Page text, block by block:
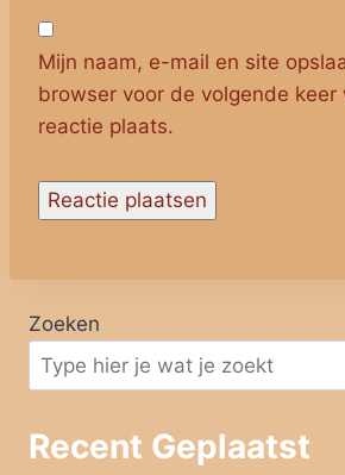
Mijn naam, e-mail en site
browser voor de volgende keer
reactie plaats.
Zoeken
Recent Geplaatst